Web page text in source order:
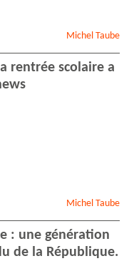
Michel Taube
rentrée scolaire a
Michel Taube
: une génération
de la République.